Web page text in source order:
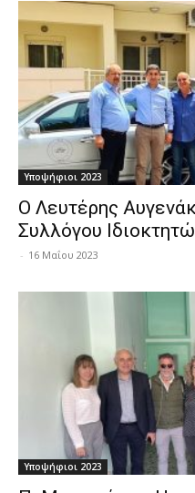
Υποψήφιοι 2023
Ο Λευτέρης
Συλλόγου
- 16 Μαΐου 2023
Υποψήφιοι 2023